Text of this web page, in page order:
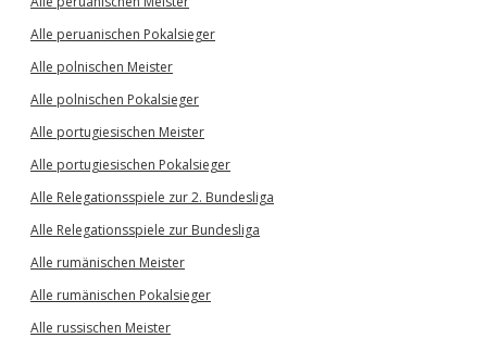
Alle peruanischen Pokalsieger
Alle polnischen Meister
Alle polnischen Pokalsieger
Alle portugiesischen Meister
Alle portugiesischen Pokalsieger
Alle Relegationsspiele zur 2. Bundesliga
Alle Relegationsspiele zur Bundesliga
Alle rumänischen Meister
Alle rumänischen Pokalsieger
Alle russischen Meister